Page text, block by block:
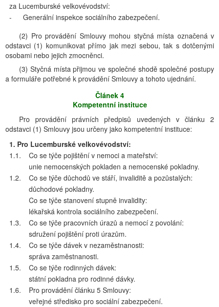
za Lucemburské velkovévodství:
-
Generální inspekce sociálního zabezpečení.
(2) Pro provádění Smlouvy mohou styčná místa označená v
odstavci (1) komunikovat přímo jak mezi sebou, tak s dotčenými
osobami nebo jejich zmocněnci.
(3) Styčná místa přijmou ve společné shodě společné postupy
a formuláře potřebné k provádění Smlouvy a tohoto ujednání.
Článek 4
Kompetentní instituce
Pro provádění právních předpisů uvedených v článku 2
odstavci (1) Smlouvy jsou určeny jako kompetentní instituce:
1. Pro Lucemburské velkovévodství:
1.1.
Co se týče pojištění v nemoci a mateřství:
unie nemocenských pokladen a nemocenské pokladny.
1.2.
Co se týče důchodů ve stáří, invaliditě a pozůstalých:
důchodové pokladny.
Co se týče stanovení stupně invalidity:
lékařská kontrola sociálního zabezpečení.
1.3.
Co se týče pracovních úrazů a nemocí z povolání:
sdružení pojištění proti úrazům.
1.4.
Co se týče dávek v nezaměstnanosti:
správa zaměstnanosti.
1.5.
Co se týče rodinných dávek:
státní pokladna pro rodinné dávky.
1.6.
Pro provádění článku 5 Smlouvy:
veřejné středisko pro sociální zabezpečení.